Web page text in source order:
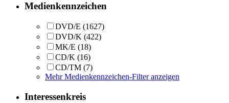
Medienkennzeichen
DVD/E (1627)
DVD/K (422)
MK/E (18)
CD/K (16)
CD/TM (7)
Mehr Medienkennzeichen-Filter anzeigen
Interessenkreis